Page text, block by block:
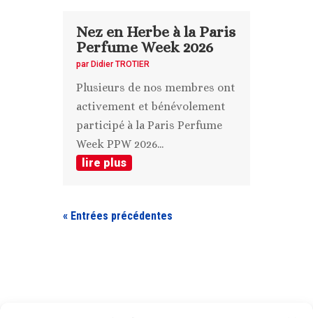
Nez en Herbe à la Paris
Perfume Week 2026
par Didier TROTIER
Plusieurs de nos membres ont
activement et bénévolement
participé à la Paris Perfume
Week PPW 2026...
lire plus
« Entrées précédentes